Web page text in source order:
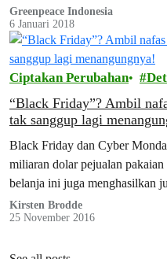
limbah rumah tangga.
Greenpeace Indonesia
6 Januari 2018
Ciptakan Perubahan
“Black Friday”? Ambil
tak sanggup lagi
Black Friday dan Cyber
miliaran dolar pejualan
belanja ini juga menghasilkan
Ini kabar buruk bagi lingkungan.
Kirsten Brodde
25 November 2016